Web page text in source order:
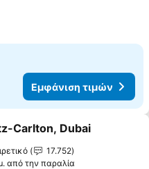
Εμφάνιση τιμών
στα αγαπημένα
Carlton, Dubai
17.752
από την παραλία